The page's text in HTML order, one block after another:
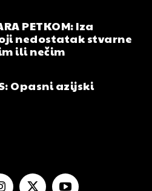
PETKOM: Iza
nedostatak stvarne
ili nečim
Opasni azijski